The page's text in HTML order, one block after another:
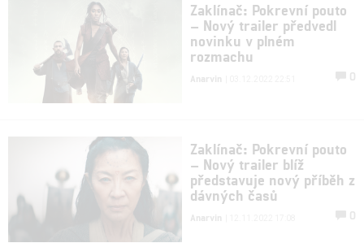
Zaklínač: Pokrevní pouto
– Nový trailer předvedl
novinku v plném
rozmachu
Anarvin 0
Zaklínač: Pokrevní pouto
– Nový trailer blíž
představuje nový příběh z
dávných časů
Anarvin 0